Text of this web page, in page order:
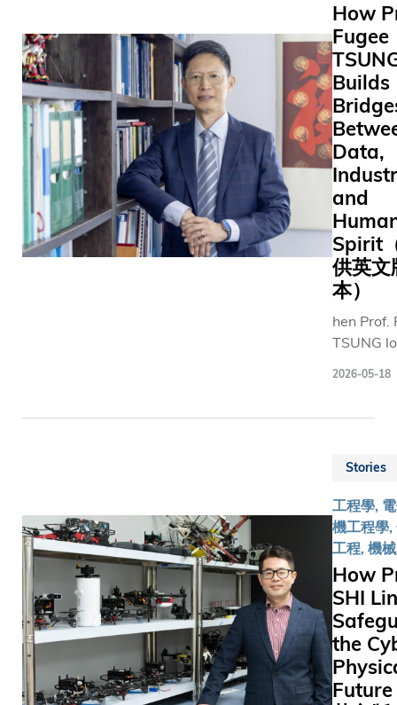
How
Fugee
Builds
Data,
and
Spirit
供英文
本）
hen Prof.
TSUNG
artificial
Instead,
a series
“seeds”
early in
each one
growing
way of
2026-05-18
Stories
工程學,
機工程學,
工程, 機
How
SHI
the
Future